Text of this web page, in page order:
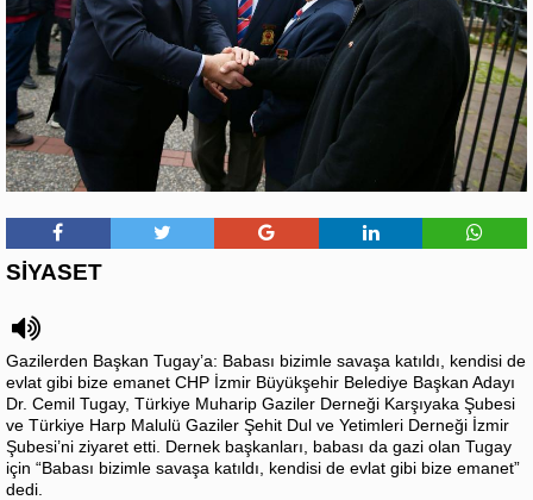
SİYASET
Gazilerden Başkan Tugay’a: Babası bizimle savaşa katıldı, kendisi de
evlat gibi bize emanet CHP İzmir Büyükşehir Belediye Başkan Adayı
Dr. Cemil Tugay, Türkiye Muharip Gaziler Derneği Karşıyaka Şubesi
ve Türkiye Harp Malulü Gaziler Şehit Dul ve Yetimleri Derneği İzmir
Şubesi’ni ziyaret etti. Dernek başkanları, babası da gazi olan Tugay
için “Babası bizimle savaşa katıldı, kendisi de evlat gibi bize emanet”
dedi.